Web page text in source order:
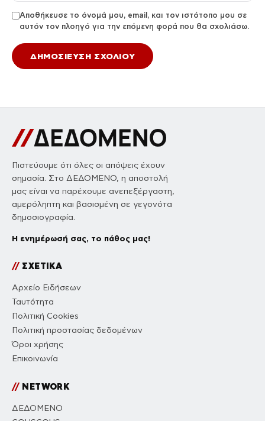
Αποθήκευσε το όνομά μου, email, και τον ιστότοπο μου σε
αυτόν τον πλοηγό για την επόμενη φορά που θα σχολιάσω.
Πιστεύουμε ότι όλες οι απόψεις έχουν
σημασία. Στο ΔΕΔΟΜΕΝΟ, η αποστολή
μας είναι να παρέχουμε ανεπεξέργαστη,
αμερόληπτη και βασισμένη σε γεγονότα
δημοσιογραφία.
Η ενημέρωσή σας, το πάθος μας!
//ΣΧΕΤΙΚΑ
Αρχείο Ειδήσεων
Ταυτότητα
Πολιτική Cookies
Πολιτική προστασίας δεδομένων
Όροι χρήσης
Επικοινωνία
//NETWORK
ΔΕΔΟΜΕΝΟ